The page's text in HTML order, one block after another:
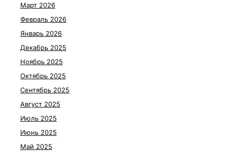
Март 2026
Февраль 2026
Январь 2026
Декабрь 2025
Ноябрь 2025
Октябрь 2025
Сентябрь 2025
Август 2025
Июль 2025
Июнь 2025
Май 2025